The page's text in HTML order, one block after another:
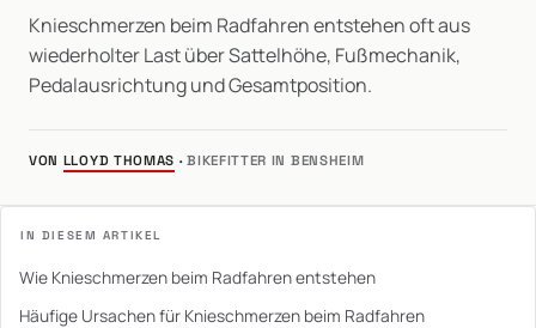
Knieschmerzen beim Radfahren entstehen oft aus
wiederholter Last über Sattelhöhe, Fußmechanik,
Pedalausrichtung und Gesamtposition.
VON LLOYD THOMAS · BIKEFITTER IN BENSHEIM
IN DIESEM ARTIKEL
Wie Knieschmerzen beim Radfahren entstehen
Häufige Ursachen für Knieschmerzen beim Radfahren